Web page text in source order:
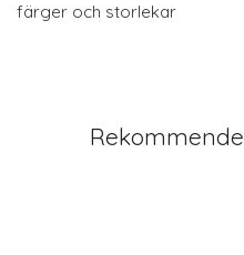
färger och storlekar